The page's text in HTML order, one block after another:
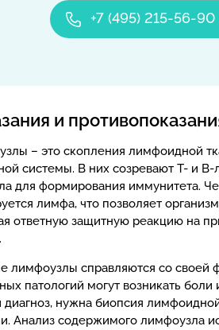
+7 (495) 215-56-90
и
– это скопления лимфоидной
системы. В них созревают Т- и
для формирования иммунитета.
лимфа, что позволяет
ответную защитную реакцию на
лимфоузлы справляются со своей
патологий могут возникать
диагноз, нужна биопсия
Анализ содержимого лимфоузла